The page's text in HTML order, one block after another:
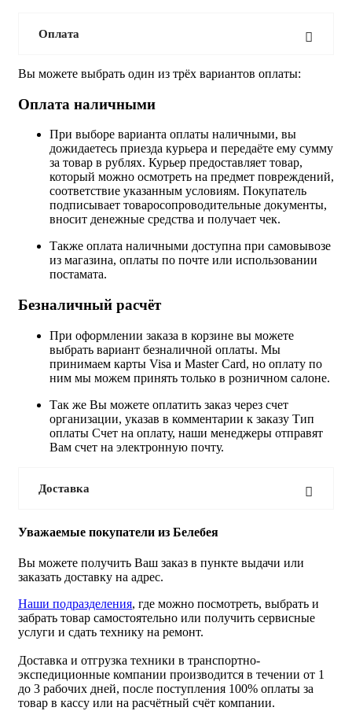
Оплата
Вы можете выбрать один из трёх вариантов оплаты:
Оплата наличными
При выборе варианта оплаты наличными, вы
дожидаетесь приезда курьера и передаёте ему сумму
за товар в рублях. Курьер предоставляет товар,
который можно осмотреть на предмет повреждений,
соответствие указанным условиям. Покупатель
подписывает товаросопроводительные документы,
вносит денежные средства и получает чек.
Также оплата наличными доступна при самовывозе
из магазина, оплаты по почте или использовании
постамата.
Безналичный расчёт
При оформлении заказа в корзине вы можете
выбрать вариант безналичной оплаты. Мы
принимаем карты Visa и Master Card, но оплату по
ним мы можем принять только в розничном салоне.
Так же Вы можете оплатить заказ через счет
организации, указав в комментарии к заказу Тип
оплаты Счет на оплату, наши менеджеры отправят
Вам счет на электронную почту.
Доставка
Уважаемые покупатели из Белебея
Вы можете получить Ваш заказ в пункте выдачи или
заказать доставку на адрес.
Наши подразделения, где можно посмотреть, выбрать и
забрать товар самостоятельно или получить сервисные
услуги и сдать технику на ремонт.
Доставка и отгрузка техники в транспортно-
экспедиционные компании производится в течении от 1
до 3 рабочих дней, после поступления 100% оплаты за
товар в кассу или на расчётный счёт компании.